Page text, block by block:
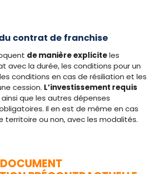
contrat de franchise
de manière expliciteles
avec la durée, les conditions pour un
conditions en cas de résiliation et les
cession. L’investissement requis
que les autres dépenses
Il en est de même en cas
territoire ou non, avec les modalités.